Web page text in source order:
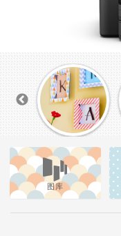
图库